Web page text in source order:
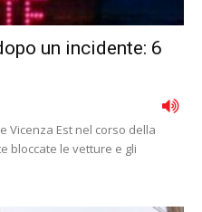
un incidente: 6
Vicenza Est nel corso della
bloccate le vetture e gli